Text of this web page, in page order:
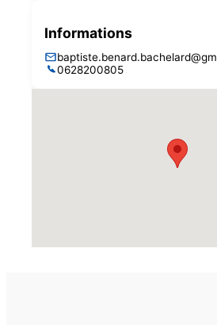
Informations
0628200805